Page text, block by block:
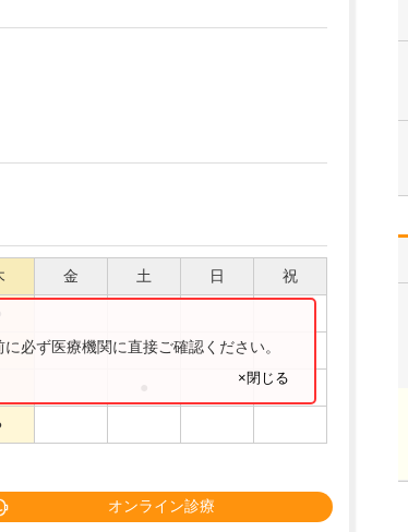
金 土 日 祝
●
必ず医療機関に直接ご確認ください。
×閉じる
オンライン診療